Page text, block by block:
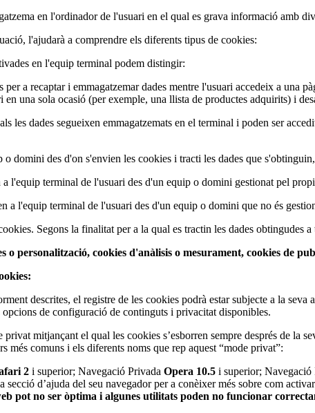
en l'ordinador de l'usuari en el qual es grava informació amb
l'ajudarà a comprendre els diferents tipus de cookies:
en l'equip terminal podem distingir:
per a recaptar i emmagatzemar dades mentre l'usuari accedeix a una
una sola ocasió (per exemple, una llista de productes adquirits) i
les dades segueixen emmagatzemats en el terminal i poden ser
domini des d'on s'envien les cookies i tracti les dades que
a l'equip terminal de l'usuari des d'un equip o domini gestionat pel
a l'equip terminal de l'usuari des d'un equip o domini que no és
Segons la finalitat per a la qual es tractin les dades obtingudes
o personalització, cookies d'anàlisis o mesurament, cookies de
descrites, el registre de les cookies podrà estar subjecte a la
de configuració de continguts i privacitat disponibles.
mitjançant el qual les cookies s’esborren sempre després de la
més comuns i els diferents noms que rep aquest “mode privat”:
2 i superior; Navegació Privada Opera 10.5 i superior; Navegació
secció d’ajuda del seu navegador per a conèixer més sobre com
pot no ser òptima i algunes utilitats poden no funcionar